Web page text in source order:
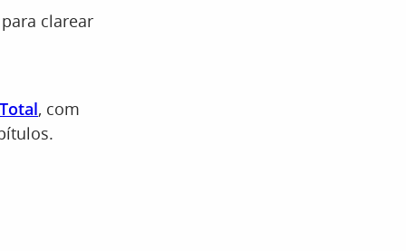
clarear
, com